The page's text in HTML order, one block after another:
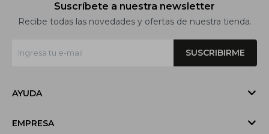
Suscríbete a nuestra newsletter
Recibe todas las novedades y ofertas de nuestra tienda.
SUSCRIBIRME
AYUDA
EMPRESA